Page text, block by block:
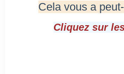
Cela vous a
Cliquez sur